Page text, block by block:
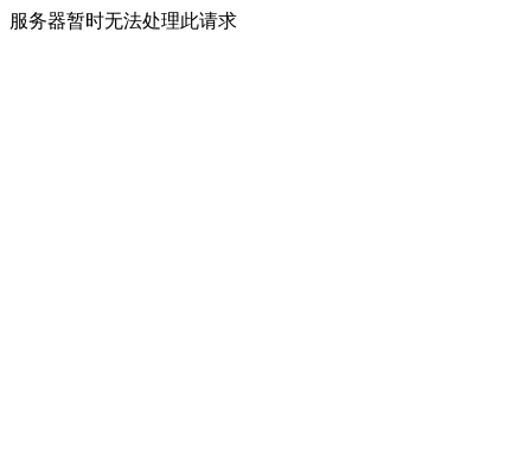
服务器暂时无法处理此请求